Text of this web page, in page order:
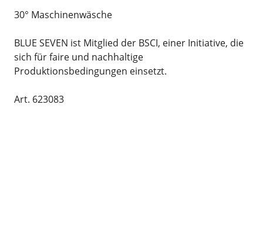
30° Maschinenwäsche
BLUE SEVEN ist Mitglied der BSCI, einer Initiative, die
sich für faire und nachhaltige
Produktionsbedingungen einsetzt.
Art. 623083